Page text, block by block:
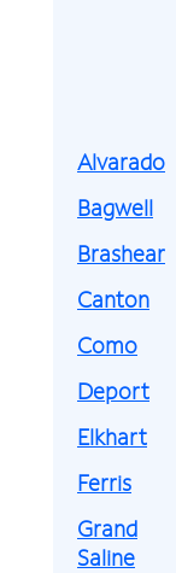
Alvarado
Bagwell
Brashear
Canton
Como
Deport
Elkhart
Ferris
Grand
Saline